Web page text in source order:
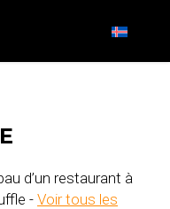
d’un restaurant à
- Voir tous les